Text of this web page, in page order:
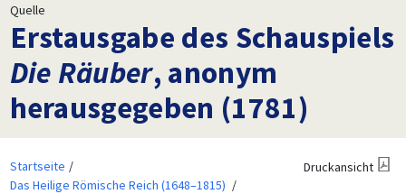
Quelle
Erstausgabe des Schauspiels
Die Räuber, anonym
herausgegeben (1781)
Startseite
Das Heilige Römische Reich (1648–1815)
Druckansicht